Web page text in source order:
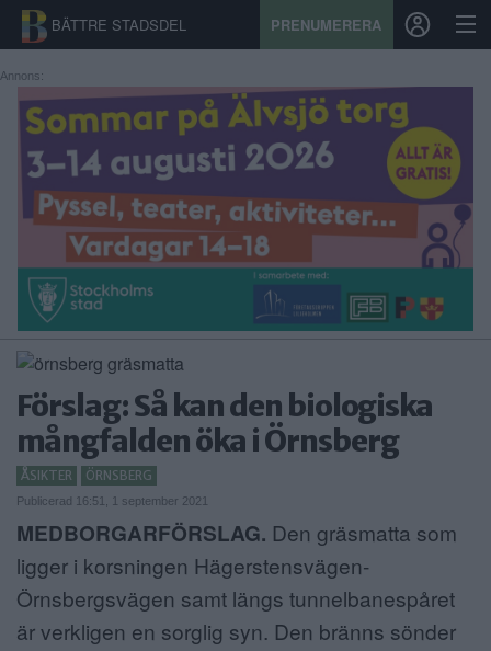
BÄTTRE STADSDEL PRENUMERERA
START
STADSDEL
PRENUMERATION
SPORT
ÅSIKTER
KALENDER
KONTAKT
SAMARBETEN
ANNONSERA
NÄRINGSLIV
Annons:
Förslag: Så kan den biologiska
mångfalden öka i Örnsberg
ÅSIKTER ÖRNSBERG
Publicerad 16:51, 1 september 2021
MEDBORGARFÖRSLAG. Den gräsmatta som
ligger i korsningen Hägerstensvägen-
Örnsbergsvägen samt längs tunnelbanespåret
är verkligen en sorglig syn. Den bränns sönder